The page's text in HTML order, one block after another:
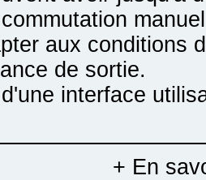
aux conditions
de sortie.
interface
+ En